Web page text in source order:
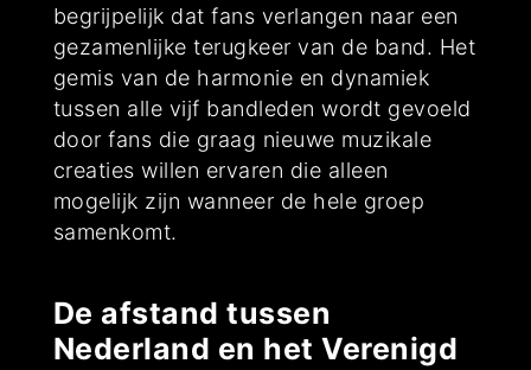
begrijpelijk dat fans verlangen naar een
gezamenlijke terugkeer van de band. Het
gemis van de harmonie en dynamiek
tussen alle vijf bandleden wordt gevoeld
door fans die graag nieuwe muzikale
creaties willen ervaren die alleen
mogelijk zijn wanneer de hele groep
samenkomt.
De afstand tussen
Nederland en het Verenigd